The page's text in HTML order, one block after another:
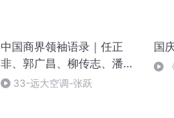
中国商界领袖语录｜任正
非、郭广昌、柳传志、潘石
屹等｜时代造就的企业家们
33-远大空调-张跃
国